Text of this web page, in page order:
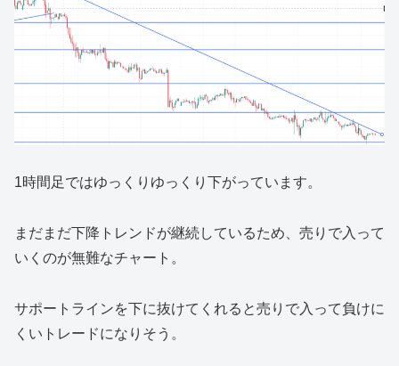
1時間足ではゆっくりゆっくり下がっています。
まだまだ下降トレンドが継続しているため、売りで入って
いくのが無難なチャート。
サポートラインを下に抜けてくれると売りで入って負けに
くいトレードになりそう。